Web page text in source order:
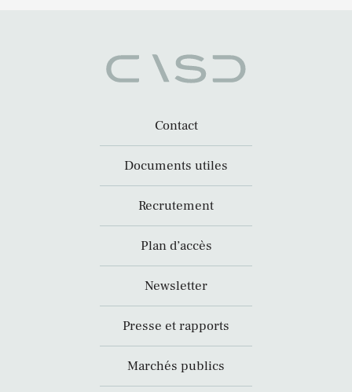
Contact
Documents utiles
Recrutement
Plan d’accès
Newsletter
Presse et rapports
Marchés publics